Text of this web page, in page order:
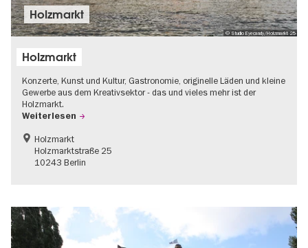
© Studio Eyecandy/Holzmarkt 25
Holzmarkt
Holzmarkt
Konzerte, Kunst und Kultur, Gastronomie, originelle Läden und kleine
Gewerbe aus dem Kreativsektor - das und vieles mehr ist der
Holzmarkt.
Weiterlesen
Holzmarkt
Holzmarktstraße 25
10243 Berlin